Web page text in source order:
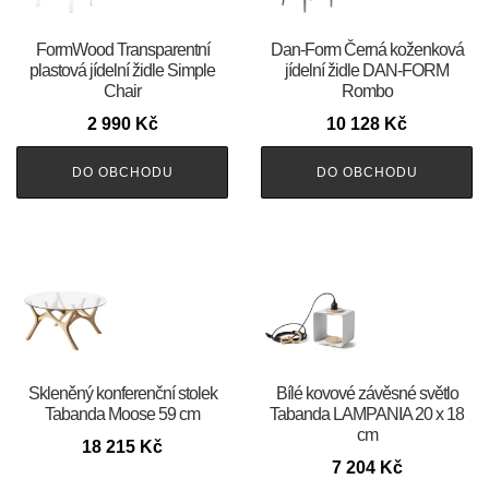
FormWood Transparentní
plastová jídelní židle Simple
Chair
2 990 Kč
DO OBCHODU
​​​​​Dan-Form Černá koženková
jídelní židle DAN-FORM
Rombo
10 128 Kč
DO OBCHODU
Skleněný konferenční stolek
Tabanda Moose 59 cm
18 215 Kč
Bílé kovové závěsné světlo
Tabanda LAMPANIA 20 x 18
cm
7 204 Kč